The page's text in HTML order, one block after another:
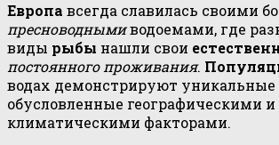
Европа всегда славилась своими
пресноводнымиводоемами, где
виды рыбы нашли свои
постоянного проживания.
водах демонстрируют уникальные
обусловленные географическими и
климатическими факторами.